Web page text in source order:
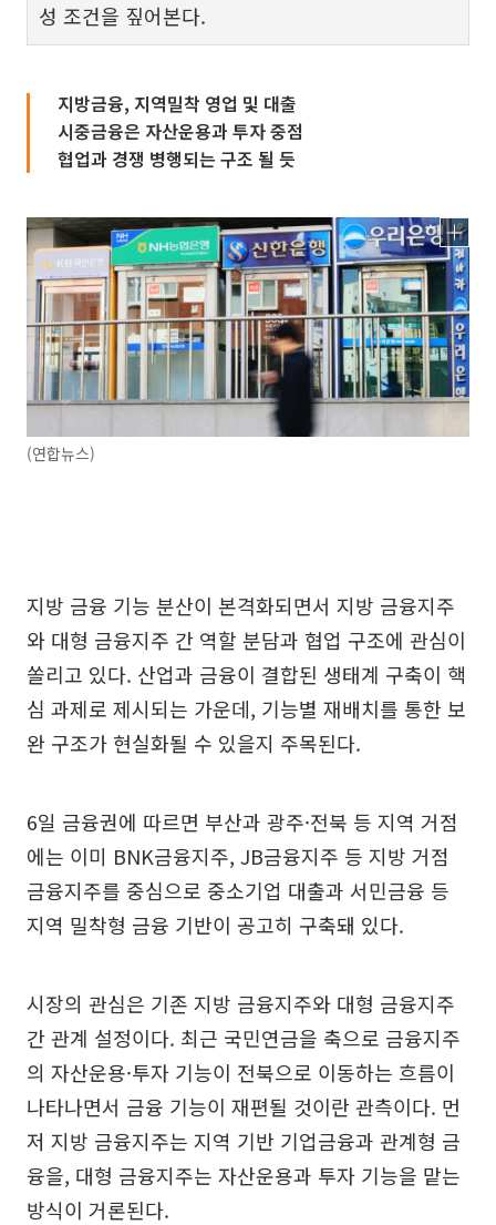
성 조건을 짚어본다.
지방금융, 지역밀착 영업 및 대출
시중금융은 자산운용과 투자 중점
협업과 경쟁 병행되는 구조 될 듯
(연합뉴스)
지방 금융 기능 분산이 본격화되면서 지방 금융지주
와 대형 금융지주 간 역할 분담과 협업 구조에 관심이
쏠리고 있다. 산업과 금융이 결합된 생태계 구축이 핵
심 과제로 제시되는 가운데, 기능별 재배치를 통한 보
완 구조가 현실화될 수 있을지 주목된다.
6일 금융권에 따르면 부산과 광주·전북 등 지역 거점
에는 이미 BNK금융지주, JB금융지주 등 지방 거점
금융지주를 중심으로 중소기업 대출과 서민금융 등
지역 밀착형 금융 기반이 공고히 구축돼 있다.
시장의 관심은 기존 지방 금융지주와 대형 금융지주
간 관계 설정이다. 최근 국민연금을 축으로 금융지주
의 자산운용·투자 기능이 전북으로 이동하는 흐름이
나타나면서 금융 기능이 재편될 것이란 관측이다. 먼
저 지방 금융지주는 지역 기반 기업금융과 관계형 금
융을, 대형 금융지주는 자산운용과 투자 기능을 맡는
방식이 거론된다.